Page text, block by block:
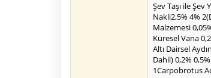
Şev Taşı ile
Nakli2,5% 4%
Malzemesi
Küresel Vana
Altı Dairsel
Dahil) 0,2%
1Carpobrotus